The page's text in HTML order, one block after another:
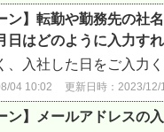
ン】転勤や勤務先の社
日はどのように入力す
、入社した日をご入力
04 10:02 更新日時：2023/12/
ン】メールアドレスの